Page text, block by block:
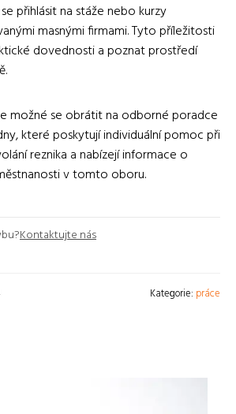
přihlásit na stáže nebo kurzy
masnými firmami. Tyto příležitosti
dovednosti a poznat prostředí
možné se obrátit na odborné poradce
které poskytují individuální pomoc při
reznika a nabízejí informace o
v tomto oboru.
Kontaktujte nás
Kategorie: práce